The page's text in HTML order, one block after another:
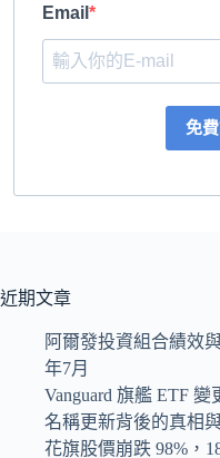
Email
免
近期文章
阿爾發投資組合績效
年7月
Vanguard 旗艦 ETF
名稱更新背後的真相
花旗股價崩跌 98%，